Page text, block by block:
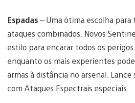
Espadas– Uma ótima escolha
ataques combinados. Novos
estilo para encarar todos os
enquanto os mais experientes
armas à distância no arsenal.
com Ataques Espectrais especiais.